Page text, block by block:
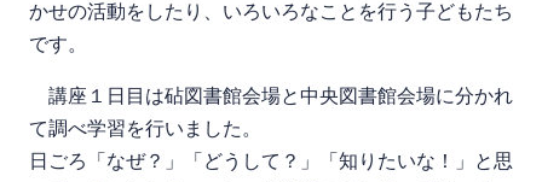
かせの活動をしたり、いろいろなことを行う子どもたち
です。
講座１日目は砧図書館会場と中央図書館会場に分かれ
て調べ学習を行いました。
日ごろ「なぜ？」「どうして？」「知りたいな！」と思